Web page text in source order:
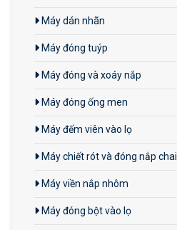
Máy dán nhãn
Máy đóng tuýp
Máy đóng và xoáy nắp
Máy đóng ống men
Máy đếm viên vào lọ
Máy chiết rót và đóng nắp chai
Máy viền nắp nhôm
Máy đóng bột vào lọ